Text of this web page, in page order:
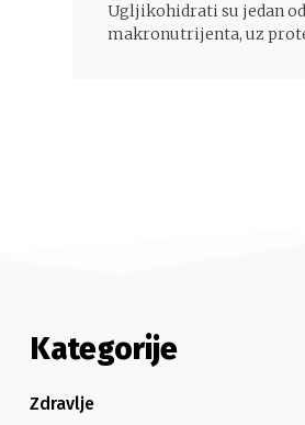
Ugljikohidrati su jedan
makronutrijenta, uz
Kategorije
Zdravlje